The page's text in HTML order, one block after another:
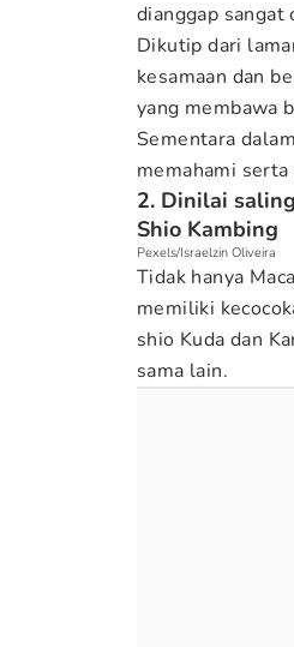
dianggap sangat
Dikutip dari
kesamaan dan
yang membawa
Sementara
memahami
2. Dinilai
Shio Kambing
Pexels/Israelzin Oliveira
Tidak hanya
memiliki
shio Kuda dan
sama lain.